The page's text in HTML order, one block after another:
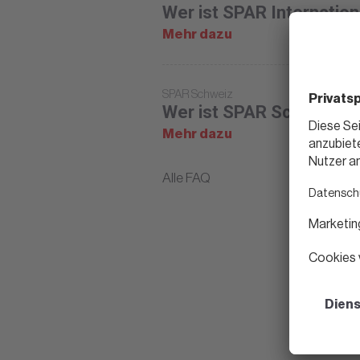
Wer ist SPAR
Mehr dazu
SPAR Schweiz
Wer ist SPAR Schweiz?
Mehr dazu
Alle FAQ